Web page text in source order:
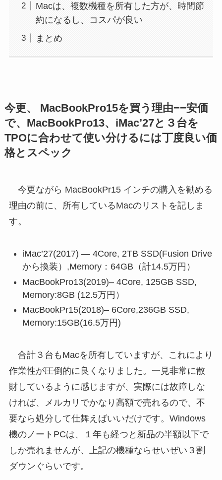
Macは、複数機種を所有した方が、時間節
約になるし、コスパが良い
まとめ
今更、 MacBookPro15を買う理由−−安価
で、MacBookPro13、iMac’27と３台を
TPOに合わせて使い分けるには丁度良い価
格とスペック
今更ながら MacBookPr15 インチの購入を勧める
理由の前に、所有しているMacのリストを記しま
す。
iMac’27(2017) — 4Core, 2TB SSD(Fusion Drive
から換装）,Memory：64GB（計14.5万円）
MacBookPro13(2019)– 4Core, 125GB SSD,
Memory:8GB (12.5万円）
MacBookPr15(2018)– 6Core,236GB SSD,
Memory:15GB(16.5万円)
合計３台もMacを所有していますが、これにより
作業性が圧倒的に良くなりました。一見非常に散
財しているように感じますが、実際には故障しな
ければ、メルカリでかなり高額で売れるので、不
要なら処分して仕舞えばいいだけです。Windows
機のノートPCは、１年も経つと新品の半額以下で
しか売れませんが、上記の機種ならせいぜい３割
ダウンぐらいです。